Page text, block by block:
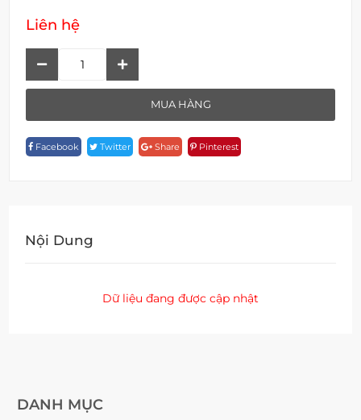
DANH MỤC
Liên hệ
Quantity
MUA HÀNG
Facebook Twitter Share Pinterest
Nội Dung
Dữ liệu đang được cập nhật